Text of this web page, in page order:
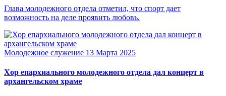
Глава молодежного отдела отметил, что спорт дает
возможность на деле проявить любовь.
Молодежное служение 13 Марта 2025
Хор епархиального молодежного отдела дал концерт в
архангельском храме